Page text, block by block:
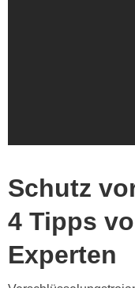
Schutz
4 Tipps
Experten